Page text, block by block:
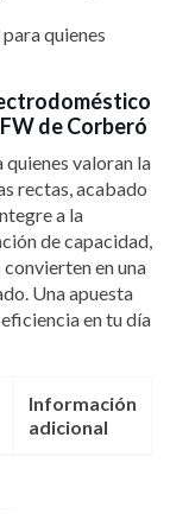
quienes
de Corberó
valoran la
rectas, acabado
a la
de capacidad,
en una
Una apuesta
en tu día
Información
adicional